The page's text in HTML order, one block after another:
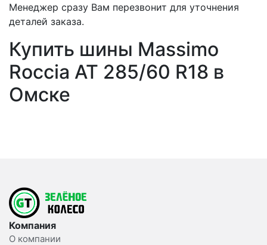
Менеджер сразу Вам перезвонит для уточнения
деталей заказа.
Купить шины Massimo
Roccia AT 285/60 R18 в
Омске
Компания
О компании